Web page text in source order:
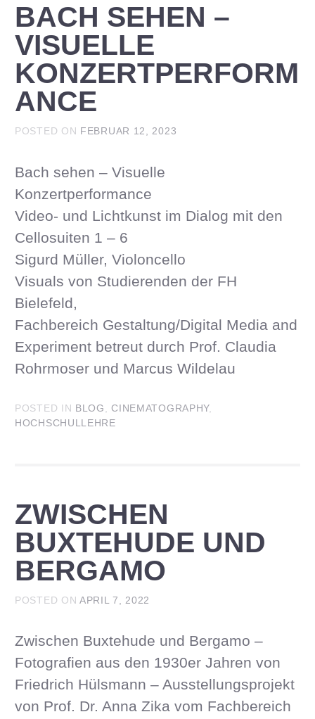
BACH SEHEN –
VISUELLE
KONZERTPERFORM
ANCE
POSTED ON FEBRUAR 12, 2023
Bach sehen – Visuelle
Konzertperformance
Video- und Lichtkunst im Dialog mit den
Cellosuiten 1 – 6
Sigurd Müller, Violoncello
Visuals von Studierenden der FH
Bielefeld,
Fachbereich Gestaltung/Digital Media and
Experiment betreut durch Prof. Claudia
Rohrmoser und Marcus Wildelau
POSTED IN BLOG ,CINEMATOGRAPHY,
HOCHSCHULLEHRE
ZWISCHEN
BUXTEHUDE UND
BERGAMO
POSTED ONAPRIL 7, 2022
Zwischen Buxtehude und Bergamo –
Fotografien aus den 1930er Jahren von
Friedrich Hülsmann – Ausstellungsprojekt
von Prof. Dr. Anna Zika vom Fachbereich